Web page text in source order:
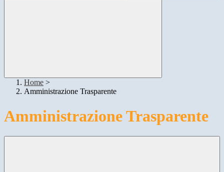
Home >
Amministrazione Trasparente
Amministrazione Trasparente